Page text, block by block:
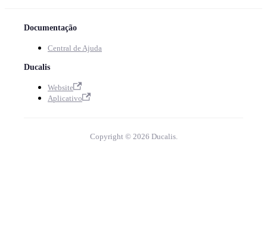
Documentação
Central de Ajuda
Ducalis
Website
Aplicativo
Copyright © 2026 Ducalis.